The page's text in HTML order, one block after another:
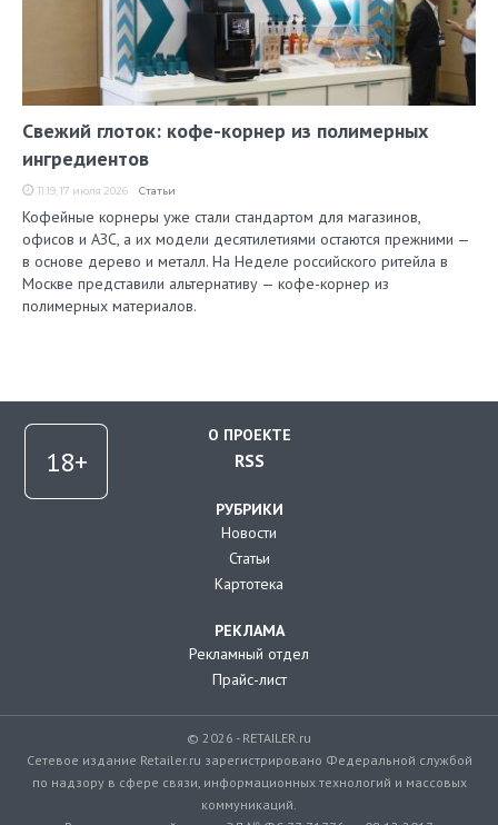
Свежий глоток: кофе-корнер из полимерных
ингредиентов
11:19, 17 июля 2026 Статьи
Кофейные корнеры уже стали стандартом для магазинов,
офисов и АЗС, а их модели десятилетиями остаются прежними —
в основе дерево и металл. На Неделе российского ритейла в
Москве представили альтернативу — кофе-корнер из
полимерных материалов.
О ПРОЕКТЕ
RSS
РУБРИКИ
Новости
Статьи
Картотека
РЕКЛАМА
Рекламный отдел
Прайс-лист
© 2026 - RETAILER.ru
Сетевое издание Retailer.ru зарегистрировано Федеральной службой
по надзору в сфере связи, информационных технологий и массовых
коммуникаций.